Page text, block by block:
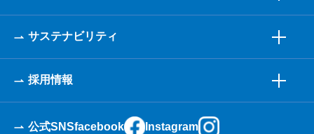
サステナビリティ
採用情報
公式SNSfacebook Instagram